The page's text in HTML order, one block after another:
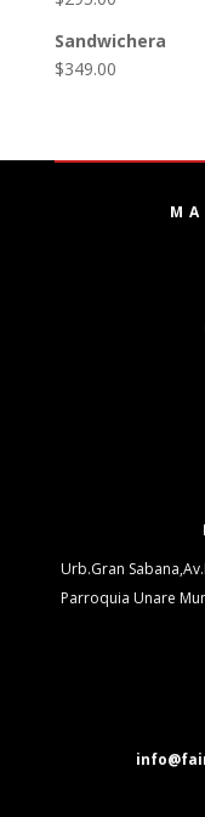
Sandwichera
$349.00
Urb.Gran
Parroquia Unare